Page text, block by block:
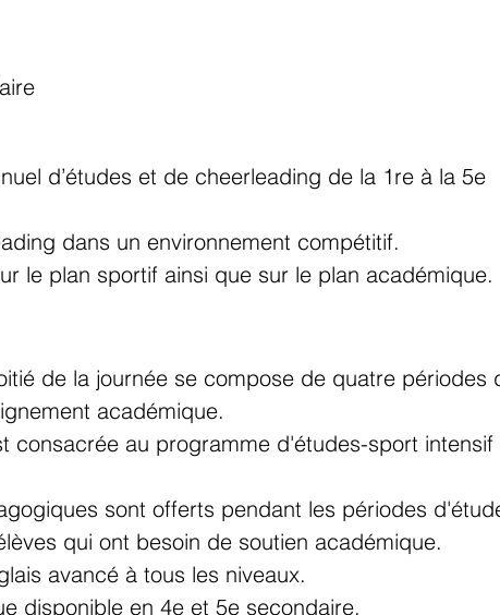
d’études et de cheerleading de la 1re à la 5e
dans un environnement compétitif.
le plan sportif ainsi que sur le plan académique.
de la journée se compose de quatre périodes
académique.
consacrée au programme d'études-sport intensif
sont offerts pendant les périodes
qui ont besoin de soutien académique.
avancé à tous les niveaux.
disponible en 4e et 5e secondaire.